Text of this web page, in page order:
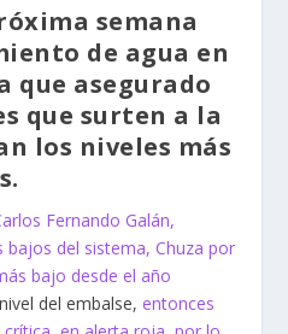
semana
de agua en
que asegurado
que surten a la
los niveles más
Fernando Galán,
bajos del sistema, Chuza por
bajo desde el año
del embalse, entonces